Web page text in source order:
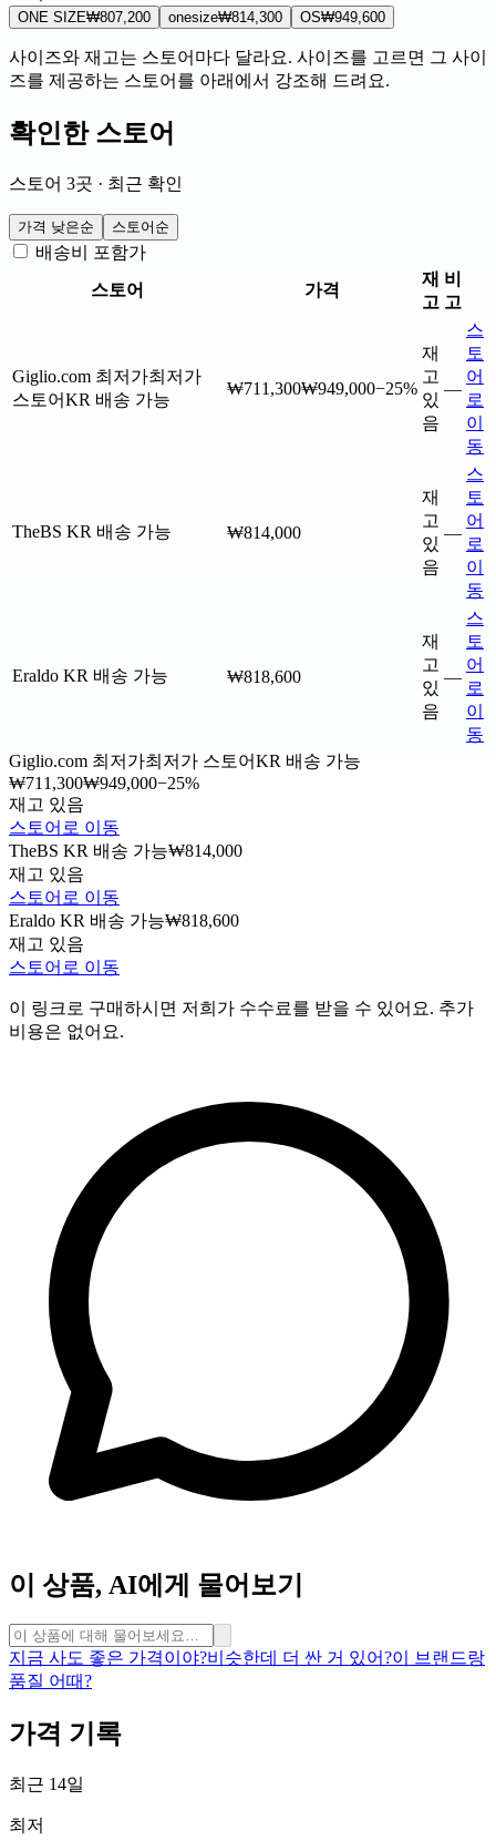
ONE SIZE₩807,200 onesize₩814,300 OS₩949,600
사이즈와 재고는 스토어마다 달라요. 사이즈를 고르면 그 사이
즈를 제공하는 스토어를 아래에서 강조해 드려요.
확인한 스토어
스토어 3곳 · 최근 확인
가격 낮은순 스토어순
배송비 포함가
스토어
가격
재
고
비
고
Giglio.com 최저가최저가
스토어KR 배송 가능
₩711,300₩949,000−25%
재
고
있
음
—
스
토
어
로
이
동
TheBS KR 배송 가능 ₩814,000
재
고
있
음
—
스
토
어
로
이
동
Eraldo KR 배송 가능 ₩818,600
재
고
있
음
—
스
토
어
로
이
동
Giglio.com 최저가최저가 스토어KR 배송 가능
₩711,300₩949,000−25%
재고 있음
스토어로 이동
TheBS KR 배송 가능₩814,000
재고 있음
스토어로 이동
Eraldo KR 배송 가능₩818,600
재고 있음
스토어로 이동
이 링크로 구매하시면 저희가 수수료를 받을 수 있어요. 추가
비용은 없어요.
이 상품, AI에게 물어보기
지금 사도 좋은 가격이야?비슷한데 더 싼 거 있어?이 브랜드랑
품질 어때?
가격 기록
최근 14일
최저